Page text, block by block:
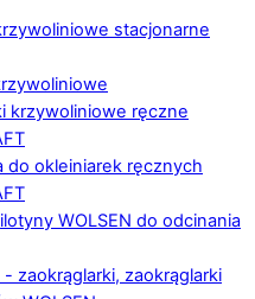
stacjonarne
krzywoliniowe ręczne
do okleiniarek ręcznych
WOLSEN do odcinania
zaokrąglarki, zaokrąglarki